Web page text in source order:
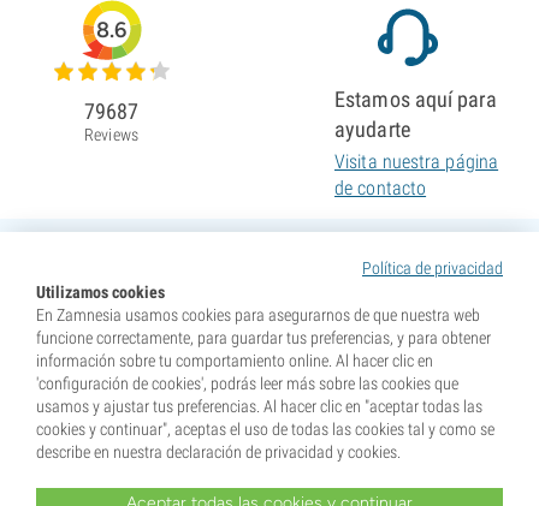
Política de privacidad
Utilizamos cookies
En Zamnesia usamos cookies para asegurarnos de que nuestra web
funcione correctamente, para guardar tus preferencias, y para obtener
información sobre tu comportamiento online. Al hacer clic en
'configuración de cookies', podrás leer más sobre las cookies que
usamos y ajustar tus preferencias. Al hacer clic en "aceptar todas las
cookies y continuar", aceptas el uso de todas las cookies tal y como se
describe en nuestra declaración de privacidad y cookies.
8.6
79687
Reviews
Estamos aquí para
ayudarte
Visita nuestra página
de contacto